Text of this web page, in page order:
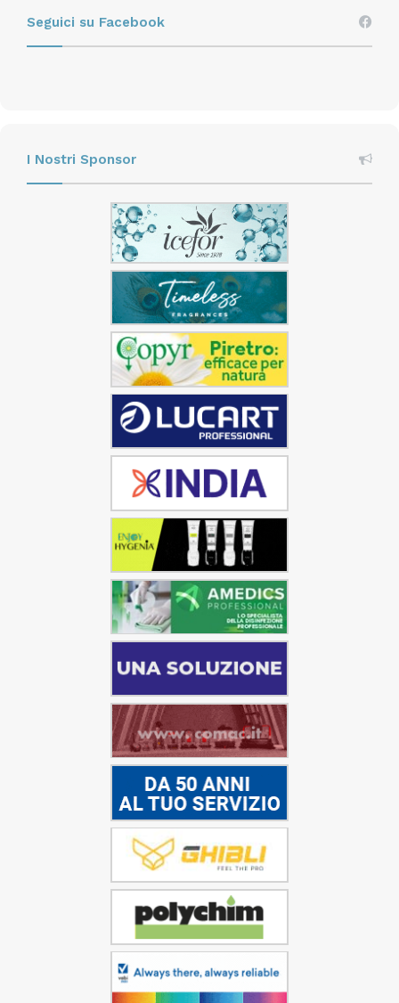
Seguici su Facebook
I Nostri Sponsor